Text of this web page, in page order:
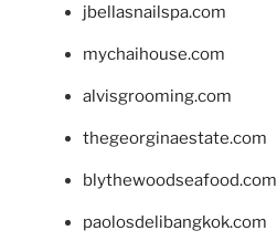
jbellasnailspa.com
mychaihouse.com
alvisgrooming.com
thegeorginaestate.com
blythewoodseafood.com
paolosdelibangkok.com